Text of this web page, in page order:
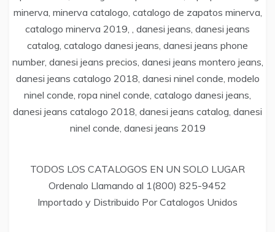
minerva, minerva catalogo, catalogo de zapatos minerva,
catalogo minerva 2019, , danesi jeans, danesi jeans
catalog, catalogo danesi jeans, danesi jeans phone
number, danesi jeans precios, danesi jeans montero jeans,
danesi jeans catalogo 2018, danesi ninel conde, modelo
ninel conde, ropa ninel conde, catalogo danesi jeans,
danesi jeans catalogo 2018, danesi jeans catalog, danesi
ninel conde, danesi jeans 2019
TODOS LOS CATALOGOS EN UN SOLO LUGAR
Ordenalo Llamando al 1(800) 825-9452
Importado y Distribuido Por Catalogos Unidos